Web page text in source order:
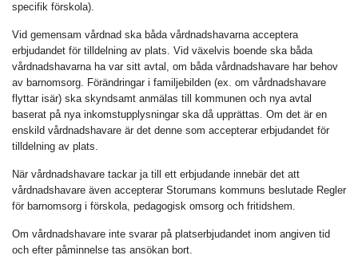
specifik förskola).
Vid gemensam vårdnad ska båda vårdnadshavarna acceptera
erbjudandet för tilldelning av plats. Vid växelvis boende ska båda
vårdnadshavarna ha var sitt avtal, om båda vårdnadshavare har behov
av barnomsorg. Förändringar i familjebilden (ex. om vårdnadshavare
flyttar isär) ska skyndsamt anmälas till kommunen och nya avtal
baserat på nya inkomstupplysningar ska då upprättas. Om det är en
enskild vårdnadshavare är det denne som accepterar erbjudandet för
tilldelning av plats.
När vårdnadshavare tackar ja till ett erbjudande innebär det att
vårdnadshavare även accepterar Storumans kommuns beslutade Regler
för barnomsorg i förskola, pedagogisk omsorg och fritidshem.
Om vårdnadshavare inte svarar på platserbjudandet inom angiven tid
och efter påminnelse tas ansökan bort.